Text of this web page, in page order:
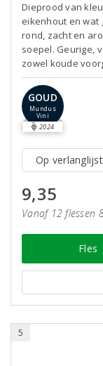
Dieprood van
eikenhout en wat
rond, zacht en
soepel. Geurige,
zowel koude
GOUD
Mundus
Vini
2024
Op verlanglijst
9,35
Vanaf 12 flessen
Fles
5